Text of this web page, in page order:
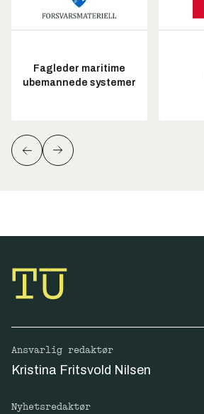
Fagleder maritime
ubemannede systemer
Ansvarlig redaktør
Kristina Fritsvold Nilsen
Nyhetsredaktør